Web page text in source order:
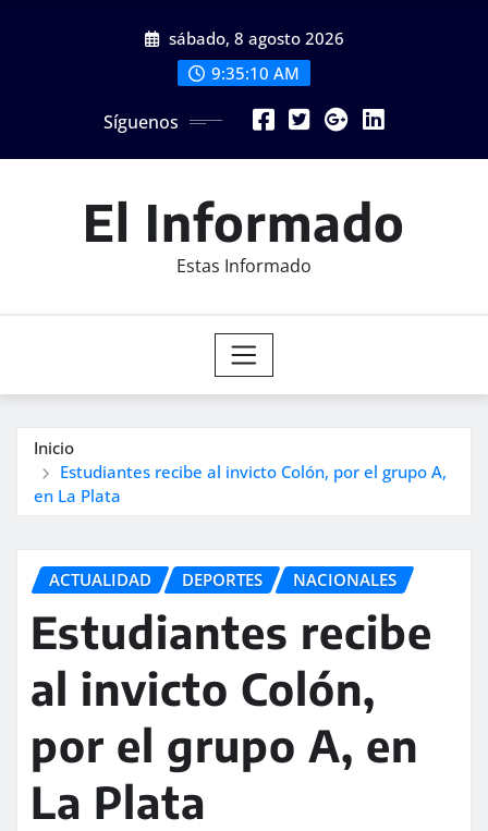
sábado, 8 agosto 2026
9:35:12 AM
Síguenos
El Informado
Estas Informado
Inicio
Estudiantes recibe al invicto Colón, por el grupo A,
en La Plata
ACTUALIDAD DEPORTES NACIONALES
Estudiantes recibe
al invicto Colón,
por el grupo A, en
La Plata